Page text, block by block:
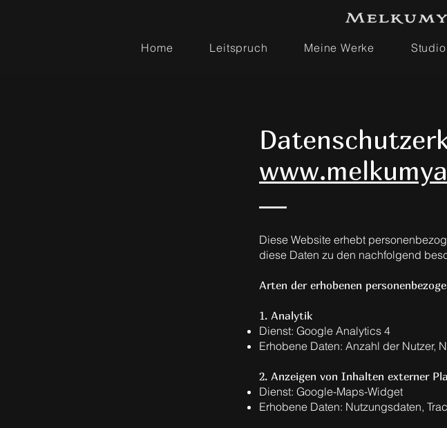
Home Leitspruch Meine Werke Studio
Diese Website erhebt
diese Daten zu den nachfolgend
Arten der erhobenen
1. Analytik
Dienst: Google Analytics 4
Erhobene Daten: Anzahl der Nutzer,
2. Anzeigen von Inhalten externer
Dienst: Google-Maps-Widget
Erhobene Daten: Nutzungsdaten,